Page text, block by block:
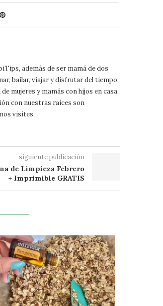
además de ser mamá de dos
bailar, viajar y disfrutar del tiempo
mujeres y mamás con hijos en casa,
con nuestras raíces son
visites.
siguiente publicación
de Limpieza Febrero
+ Imprimible GRATIS